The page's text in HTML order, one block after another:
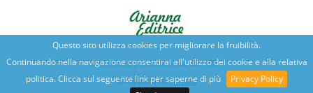
Questo sito utilizza cookies per migliorare la fruibilità.
Continuando nella navigazione consentirai all'utilizzo dei cookie e alla relativa
politica. Clicca sul seguente link per saperne di più
Privacy Policy
Benessere e conoscenza dal 1987
Sviluppato daNimaia